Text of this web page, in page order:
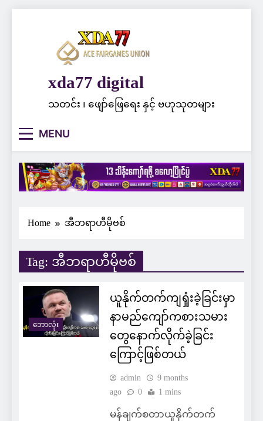
xda77 digital
သတင်း ၊ ဖျော်ဖြေရေး နှင့် ဗဟုသုတများ
MENU
Home အီဘရာဟီမိုဗစ်
Tag: အီဘရာဟီမိုဗစ်
ဘောလုံး
ယူနိုက်တက်ကျရှုံးခဲ့ခြင်းမှာ
နာမည်ကျော်ကစားသမား
တွေနောက်လိုက်ခဲ့ခြင်း
ကြောင့်ဖြစ်တယ်
admin
9 months
ago
0 1 mins
မန်ချက်စတာယူနိုက်တက်